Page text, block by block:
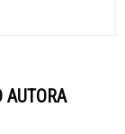
AUTORA